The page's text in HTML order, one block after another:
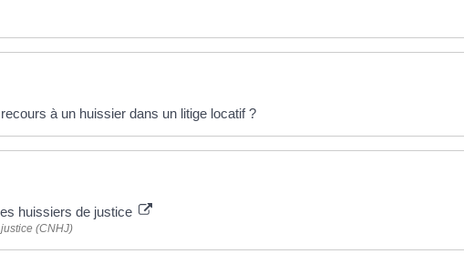
à un huissier dans un litige locatif ?
huissiers de justice
(CNHJ)